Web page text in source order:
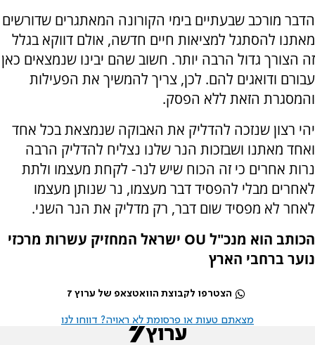
הדבר מורכב שבעתיים בימי הקורונה המאתגרים שדורשים
מאתנו להסתגל למציאות חיים חדשה, אולם דווקא בגלל
זה הצורך גדול הרבה יותר. חשוב שהם יבינו שנמצאים כאן
עבורם ודואגים להם. לכן, צריך להמשיך את הפעילות
והמסגרת הזאת ללא הפסק.
יהי רצון שנזכה להדליק את האבוקה שנמצאת בכל אחד
ואחד מאתנו ושבזכות הנר שלנו נצליח להדליק הרבה
נרות אחרים כי זה הכוח שיש לנר- לקחת מעצמו ולתת
לאחרים מבלי להפסיד דבר מעצמו, נר שנותן מעצמו
לאחר לא מפסיד שום דבר, רק מדליק את הנר השני.
הכותב הוא מנכ"ל OU ישראל המחזיק עשרות מרכזי
נוער ברחבי הארץ
הצטרפו לקבוצת הוואטצאפ של ערוץ 7
מצאתם טעות או פרסומת לא ראויה? דווחו לנו